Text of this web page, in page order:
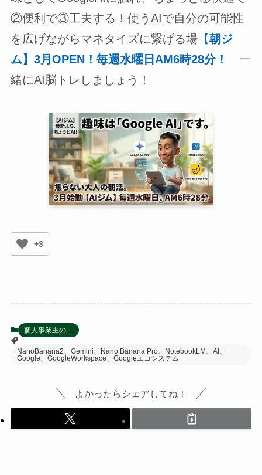
②便利で③工夫する！使うAIで自分の可能性
を広げながらマネタイズに繋げる場【朝ジ
ム】3月OPEN！毎週水曜日AM6時28分！
一
緒にAI脳トレしましょう！
+3
個人事業主の…
NanoBanana2、Gemini、Nano Banana Pro、NotebookLM、AI、
Google、GoogleWorkspace、Googleエコシステム
よかったらシェアしてね！